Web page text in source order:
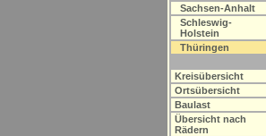
Sachsen-Anhalt
Schleswig-
Holstein
Thüringen
Kreisübersicht
Ortsübersicht
Baulast
Übersicht nach
Rädern